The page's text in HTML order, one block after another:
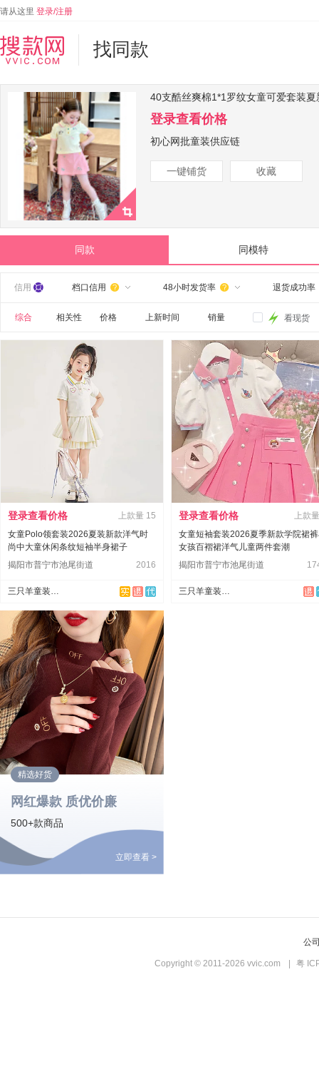
请从这里 登录/注册
找同款
40支酷丝爽棉1*1罗纹女童可爱套装
登录查看价格
初心网批童装供应链
一键铺货 收藏
同款 同模特
信用 档口信用  48小时发货率  退货成功率
综合 相关性 价格 上新时间 销量 看现货
登录查看价格 上款量 15
女童Polo领套装2026夏装新款洋气时
尚中大童休闲条纹短袖半身裙子
揭阳市普宁市池尾街道
2016
三只羊童装供应链
登录查看价格
上款
女童短袖套装2026夏季新款学院裙
女孩百褶裙洋气儿童两件套潮
揭阳市普宁市池尾街道
三只羊童装供应链
精选好货
网红爆款 质优价廉
500+款商品
立即查看 >
公
Copyright © 2011-2026 vvic.com 粤